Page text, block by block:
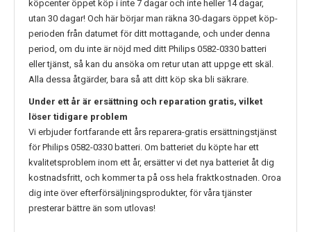
köpcenter öppet köp i inte 7 dagar och inte heller 14 dagar,
utan 30 dagar! Och här börjar man räkna 30-dagars öppet köp-
perioden från datumet för ditt mottagande, och under denna
period, om du inte är nöjd med ditt Philips 0582-0330 batteri
eller tjänst, så kan du ansöka om retur utan att uppge ett skäl.
Alla dessa åtgärder, bara så att ditt köp ska bli säkrare.
Under ett år är ersättning och reparation gratis, vilket
löser tidigare problem
Vi erbjuder fortfarande ett års reparera-gratis ersättningstjänst
förPhilips 0582-0330 batteri. Om batteriet du köpte har ett
kvalitetsproblem inom ett år, ersätter vi det nya batteriet åt dig
kostnadsfritt, och kommer ta på oss hela fraktkostnaden. Oroa
dig inte över efterförsäljningsprodukter, för våra tjänster
presterar bättre än som utlovas!